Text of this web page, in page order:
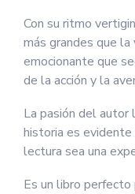
Con su ritmo
más grandes que
emocionante que
de la acción y la
La pasión del autor
historia es evidente
lectura sea una
Es un libro perfecto